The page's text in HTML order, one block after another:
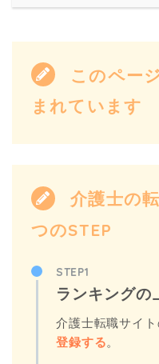
このペー
まれています
介護士の
つのSTEP
STEP1
ランキングの
介護士転職サイ
登録する。